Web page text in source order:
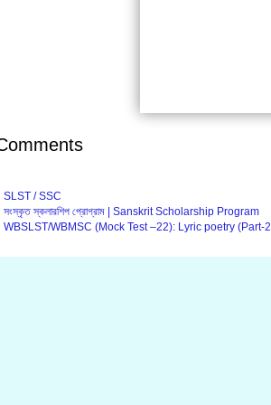
Categories
SLST / SSC
সংস্কৃত স্কলারশিপ প্রোগ্রাম | Sanskrit Scholarship Program
WBSLST/WBMSC (Mock Test –22): Lyric poetry (Part-